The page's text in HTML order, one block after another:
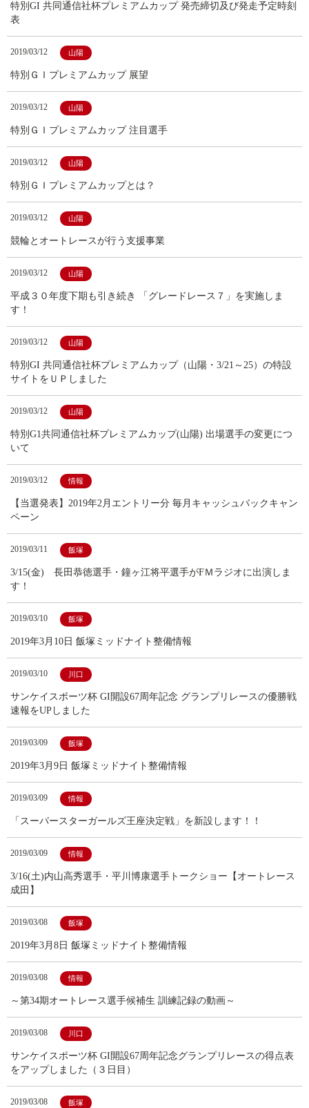
特別GI 共同通信社杯プレミアムカップ 発売締切及び発走予定時刻
表
2019/03/12 山陽
特別ＧＩプレミアムカップ 展望
2019/03/12 山陽
特別ＧＩプレミアムカップ 注目選手
2019/03/12 山陽
特別ＧＩプレミアムカップとは？
2019/03/12 山陽
競輪とオートレースが行う支援事業
2019/03/12 山陽
平成３０年度下期も引き続き 「グレードレース７」を実施しま
す！
2019/03/12 山陽
特別GI 共同通信社杯プレミアムカップ（山陽・3/21～25）の特設
サイトをＵＰしました
2019/03/12 山陽
特別G1共同通信社杯プレミアムカップ(山陽) 出場選手の変更につ
いて
2019/03/12 情報
【当選発表】2019年2月エントリー分 毎月キャッシュバックキャン
ペーン
2019/03/11 飯塚
3/15(金) 長田恭徳選手・鐘ヶ江将平選手がFＭラジオに出演しま
す！
2019/03/10 飯塚
2019年3月10日 飯塚ミッドナイト整備情報
2019/03/10 川口
サンケイスポーツ杯 GI開設67周年記念 グランプリレースの優勝戦
速報をUPしました
2019/03/09 飯塚
2019年3月9日 飯塚ミッドナイト整備情報
2019/03/09 情報
「スーパースターガールズ王座決定戦」を新設します！！
2019/03/09 情報
3/16(土)内山高秀選手・平川博康選手トークショー【オートレース
成田】
2019/03/08 飯塚
2019年3月8日 飯塚ミッドナイト整備情報
2019/03/08 情報
～第34期オートレース選手候補生 訓練記録の動画～
2019/03/08 川口
サンケイスポーツ杯 GI開設67周年記念グランプリレースの得点表
をアップしました（３日目）
2019/03/08 飯塚